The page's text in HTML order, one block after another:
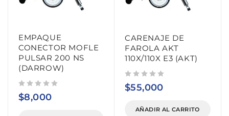
EMPAQUE
CONECTOR MOFLE
PULSAR 200 NS
(DARROW)
$8,000
CARENAJE DE
FAROLA AKT
110X/110X E3 (AKT)
$55,000
AÑADIR AL CARRITO